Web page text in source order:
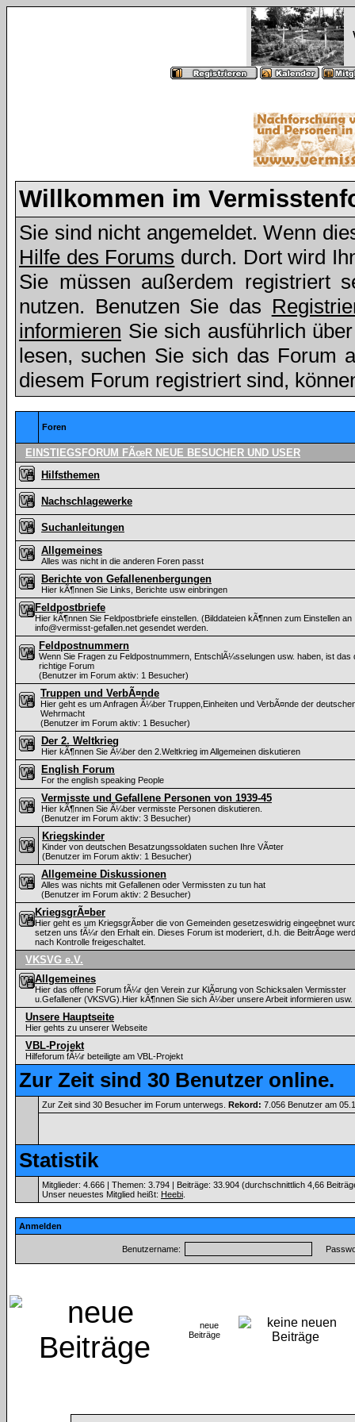
Willkommen im
Sie sind nicht angemeldet. Wenn
Hilfe des Forums durch. Dort wird
Sie müssen außerdem registriert
nutzen. Benutzen Sie das
informieren Sie sich ausführlich
lesen, suchen Sie sich das Forum
diesem Forum registriert sind,
Foren
EINSTIEGSFORUM FÃœR NEUE BESUCHER UND USER
Hilfsthemen
Nachschlagewerke
Suchanleitungen
Allgemeines
Alles was nicht in die anderen Foren passt
Berichte von Gefallenenbergungen
Hier kÃ¶nnen Sie Links, Berichte usw einbringen
Feldpostbriefe
Hier kÃ¶nnen Sie Feldpostbriefe einstellen. (Bilddateien kÃ¶nnen zum Einstellen an
info@vermisst-gefallen.net gesendet werden.
Feldpostnummern
Wenn Sie Fragen zu Feldpostnummern, EntschlÃ¼sselungen usw. haben, ist das
richtige Forum
(Benutzer im Forum aktiv: 1 Besucher)
Truppen und VerbÃ¤nde
Hier geht es um Anfragen Ã¼ber Truppen,Einheiten und VerbÃ¤nde der
Wehrmacht
(Benutzer im Forum aktiv: 1 Besucher)
Der 2. Weltkrieg
Hier kÃ¶nnen Sie Ã¼ber den 2.Weltkrieg im Allgemeinen diskutieren
English Forum
For the english speaking People
Vermisste und Gefallene Personen von 1939-45
Hier kÃ¶nnen Sie Ã¼ber vermisste Personen diskutieren.
(Benutzer im Forum aktiv: 3 Besucher)
Kriegskinder
Kinder von deutschen Besatzungssoldaten suchen Ihre VÃ¤ter
(Benutzer im Forum aktiv: 1 Besucher)
Allgemeine Diskussionen
Alles was nichts mit Gefallenen oder Vermissten zu tun hat
(Benutzer im Forum aktiv: 2 Besucher)
KriegsgrÃ¤ber
Hier geht es um KriegsgrÃ¤ber die von Gemeinden gesetzeswidrig eingeebnet
setzen uns fÃ¼r den Erhalt ein. Dieses Forum ist moderiert, d.h. die BeitrÃ¤ge
nach Kontrolle freigeschaltet.
VKSVG e.V.
Allgemeines
Hier das offene Forum fÃ¼r den Verein zur KlÃ¤rung von Schicksalen Vermisster
u.Gefallener (VKSVG).Hier kÃ¶nnen Sie sich Ã¼ber unsere Arbeit informieren usw.
Unsere Hauptseite
Hier gehts zu unserer Webseite
VBL-Projekt
Hilfeforum fÃ¼r beteiligte am VBL-Projekt
Zur Zeit sind 30 Benutzer online.
Zur Zeit sind 30 Besucher im Forum unterwegs. Rekord: 7.056 Benutzer am
Statistik
Mitglieder: 4.666 | Themen: 3.794 | Beiträge: 33.904 (durchschnittlich 4,66
Unser neuestes Mitglied heißt: Heebi
Anmelden
Benutzername:
neue
Beiträge